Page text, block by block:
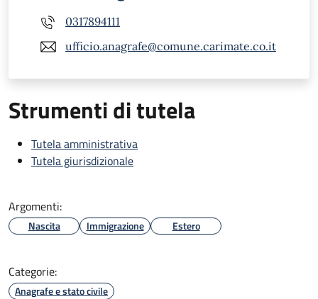
0317894111
ufficio.anagrafe@comune.carimate.co.it
Strumenti di tutela
Tutela amministrativa
Tutela giurisdizionale
Argomenti:
Nascita Immigrazione Estero
Categorie:
Anagrafe e stato civile